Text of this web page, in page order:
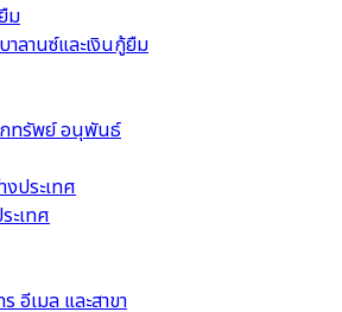
ม
ลานซ์และเงินกู้ยืม
กทรัพย์ อนุพันธ์
งประเทศ
ะเทศ
อีเมล และสาขา